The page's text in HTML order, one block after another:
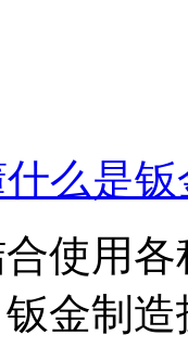
么是钣
使用
金制